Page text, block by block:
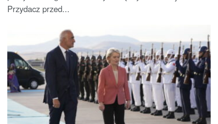
Przydacz przed...